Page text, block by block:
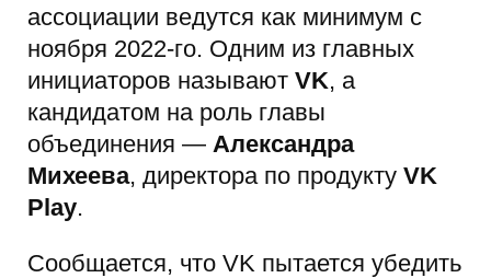
ассоциации ведутся как минимум с
ноября 2022-го. Одним из главных
инициаторов называют VK, а
кандидатом на роль главы
объединения — Александра
Михеева, директора по продукту VK
Play.
Сообщается, что VK пытается убедить